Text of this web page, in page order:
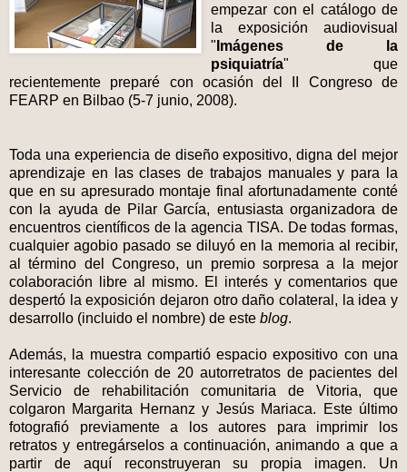
empezar con el catálogo de
la exposición audiovisual
" Imágenes de la
psiquiatría" que
recientemente preparé con ocasión del II Congreso de
FEARP en Bilbao (5-7 junio, 2008).
Toda una experiencia de diseño expositivo, digna del mejor
aprendizaje en las clases de trabajos manuales y para la
que en su apresurado montaje final afortunadamente conté
con la ayuda de Pilar García, entusiasta organizadora de
encuentros científicos de la agencia TISA. De todas formas,
cualquier agobio pasado se diluyó en la memoria al recibir,
al término del Congreso, un premio sorpresa a la mejor
colaboración libre al mismo. El interés y comentarios que
despertó la exposición dejaron otro daño colateral, la idea y
desarrollo (incluido el nombre) de este blog.
Además, la muestra compartió espacio expositivo con una
interesante colección de 20 autorretratos de pacientes del
Servicio de rehabilitación comunitaria de Vitoria, que
colgaron Margarita Hernanz y Jesús Mariaca. Este último
fotografió previamente a los autores para imprimir los
retratos y entregárselos a continuación, animando a que a
partir de aquí reconstruyeran su propia imagen. Un